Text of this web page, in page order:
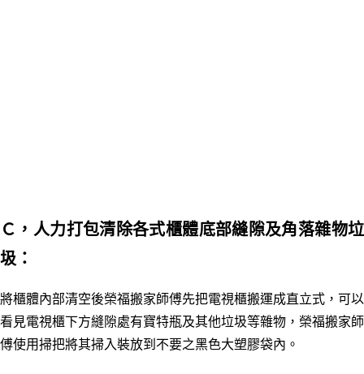
Ｃ，人力打包清除各式櫃體底部縫隙及角落雜物垃
圾：
將櫃體內部清空後榮福搬家師傅先把電視櫃搬運成直立式，可以
看見電視櫃下方縫隙處有寶特瓶及其他垃圾等雜物，榮福搬家師
傅使用掃把將其掃入裝放到不要之黑色大塑膠袋內。